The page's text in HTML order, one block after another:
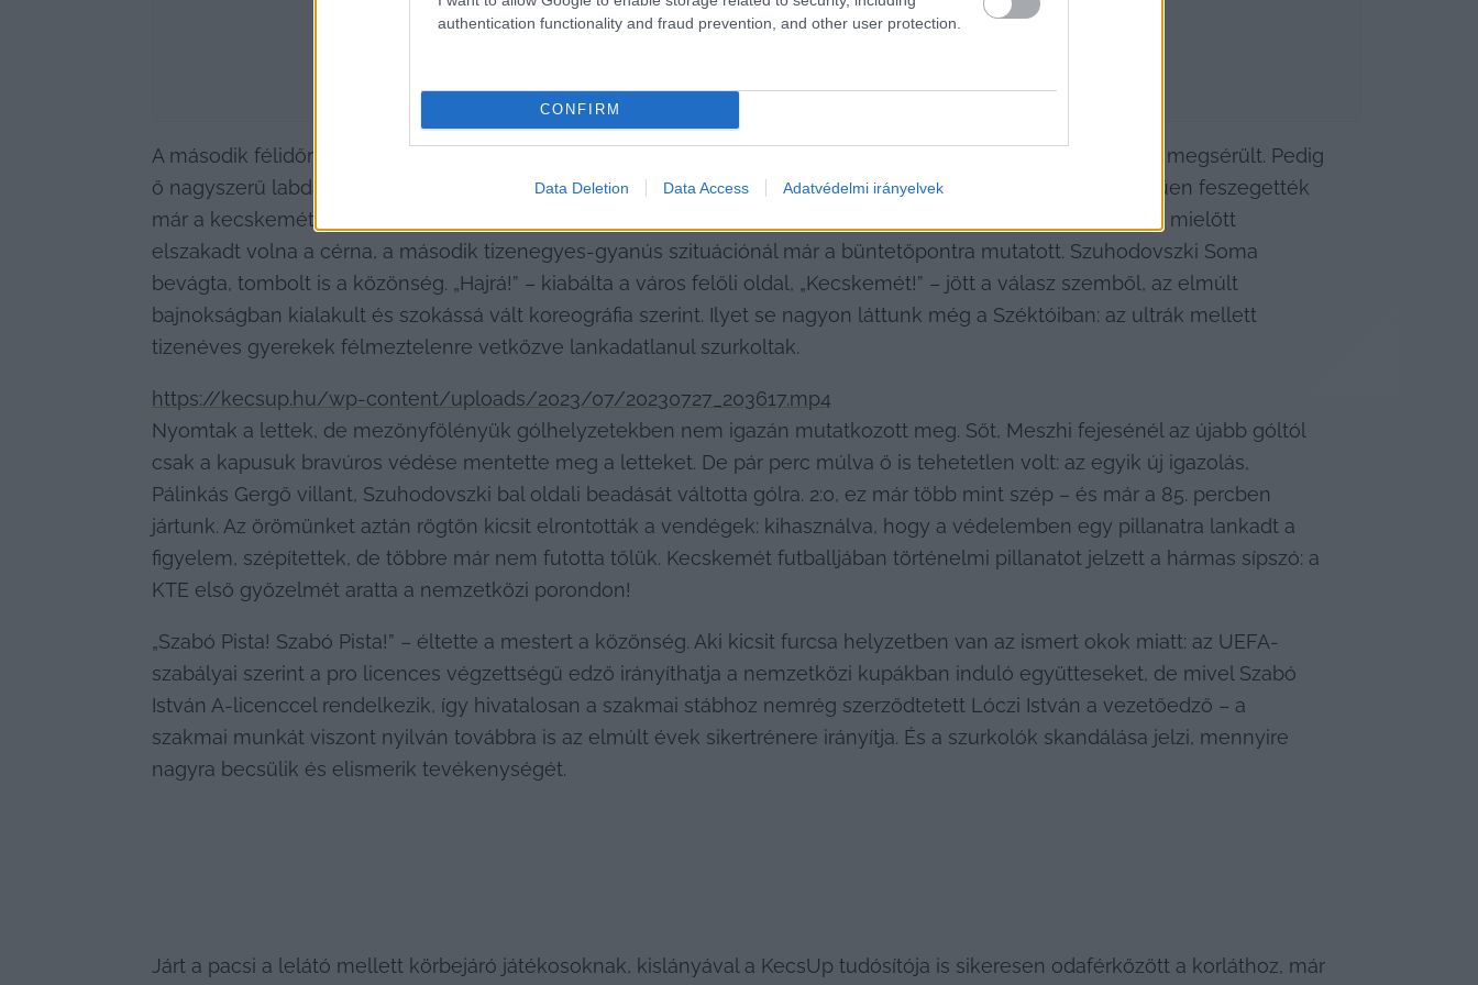
authentication functionality and fraud prevention, and other user protection.
CONFIRM
Data Deletion Data Access Adatvédelmi irányelvek
A második félidőre
már nem futott ki a pályára, mint kiderült, az első játékrész hajrájában megsérült. Pedig
ő nagyszerű labdákkal képes helyzetbe hozni társait, fájó volt kiválása. A grúz játékvezető ítéletei egyértelműen feszegették
már a kecskeméti szurkolók tűréshatárát, fogalmazzunk úgy, kívülről nézve nem fújta meg a hazai pályát. De mielőtt
elszakadt volna a cérna, a második tizenegyes-gyanús szituációnál már a büntetőpontra mutatott. Szuhodovszki Soma
bevágta, tombolt is a közönség. „Hajrá!” – kiabálta a város felőli oldal, „Kecskemét!” – jött a válasz szemből, az elmúlt
bajnokságban kialakult és szokássá vált koreográfia szerint. Ilyet se nagyon láttunk még a Széktóiban: az ultrák mellett
tizenéves gyerekek félmeztelenre vetkőzve lankadatlanul szurkoltak.
https://kecsup.hu/wp-content/uploads/2023/07/20230727_203617.mp4
Nyomtak a lettek, de mezőnyfölényük gólhelyzetekben nem igazán mutatkozott meg. Sőt, Meszhi fejesénél az újabb góltól
csak a kapusuk bravúros védése mentette meg a letteket. De pár perc múlva ő is tehetetlen volt: az egyik új igazolás,
Pálinkás Gergő villant, Szuhodovszki bal oldali beadását váltotta gólra. 2:0, ez már több mint szép – és már a 85. percben
jártunk. Az örömünket aztán rögtön kicsit elrontották a vendégek: kihasználva, hogy a védelemben egy pillanatra lankadt a
figyelem, szépítettek, de többre már nem futotta tőlük. Kecskemét futballjában történelmi pillanatot jelzett a hármas sípszó: a
KTE első győzelmét aratta a nemzetközi porondon!
„Szabó Pista! Szabó Pista!” – éltette a mestert a közönség. Aki kicsit furcsa helyzetben van az ismert okok miatt: az UEFA-
szabályai szerint a pro licences végzettségű edző irányíthatja a nemzetközi kupákban induló együtteseket, de mivel Szabó
István A-licenccel rendelkezik, így hivatalosan a szakmai stábhoz nemrég szerződtetett Lóczi István a vezetőedző – a
szakmai munkát viszont nyilván továbbra is az elmúlt évek sikertrénere irányítja. És a szurkolók skandálása jelzi, mennyire
nagyra becsülik és elismerik tevékenységét.
Járt a pacsi a lelátó mellett körbejáró játékosoknak, kislányával a KecsUp tudósítója is sikeresen odaférkőzött a korláthoz, már